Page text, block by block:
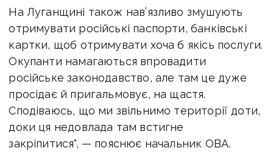
На Луганщині також нав’язливо змушують
отримувати російські паспорти, банківські
картки, щоб отримувати хоча б якісь послуги.
Окупанти намагаються впровадити
російське законодавство, але там це дуже
просідає й пригальмовує, на щастя.
Сподіваюсь, що ми звільнимо території доти,
доки ця недовлада там встигне
закріпитися", — пояснює начальник ОВА.